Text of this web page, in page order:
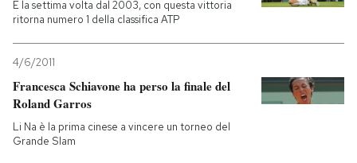
È la settima volta dal 2003, con questa vittoria
ritorna numero 1 della classifica ATP
4/6/2011
Francesca Schiavone ha perso la finale del
Roland Garros
Li Na è la prima cinese a vincere un torneo del
Grande Slam